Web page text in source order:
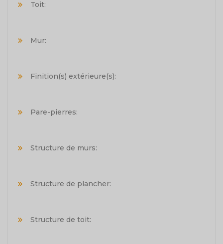
Toit:
Mur:
Finition(s) extérieure(s):
Pare-pierres:
Structure de murs:
Structure de plancher:
Structure de toit: